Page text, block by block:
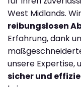
West Midlands. Wir
reibungslosen
Erfahrung, dank
unsere Expertise,
sicher und